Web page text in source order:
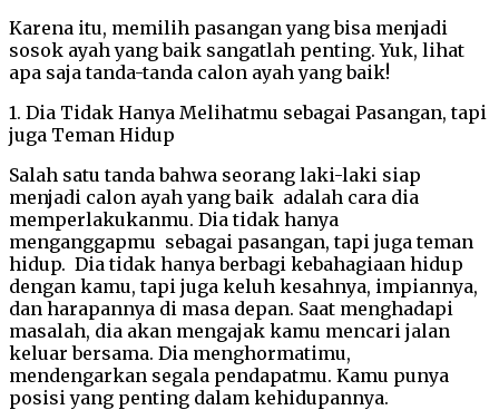
Karena itu, memilih pasangan yang bisa menjadi
sosok ayah yang baik sangatlah penting. Yuk, lihat
apa saja tanda-tanda calon ayah yang baik!
1. Dia Tidak Hanya Melihatmu sebagai Pasangan, tapi
juga Teman Hidup
Salah satu tanda bahwa seorang laki-laki siap
menjadi calon ayah yang baik adalah cara dia
memperlakukanmu. Dia tidak hanya
menganggapmu sebagai pasangan, tapi juga teman
hidup. Dia tidak hanya berbagi kebahagiaan hidup
dengan kamu, tapi juga keluh kesahnya, impiannya,
dan harapannya di masa depan. Saat menghadapi
masalah, dia akan mengajak kamu mencari jalan
keluar bersama. Dia menghormatimu,
mendengarkan segala pendapatmu. Kamu punya
posisi yang penting dalam kehidupannya.